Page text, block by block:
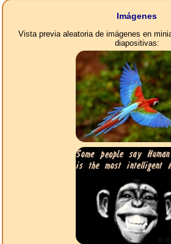
Imágenes
Vista previa aleatoria de imágenes en
diapositivas: